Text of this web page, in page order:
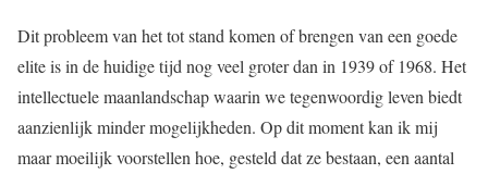
Dit probleem van het tot stand komen of brengen van een goede
elite is in de huidige tijd nog veel groter dan in 1939 of 1968. Het
intellectuele maanlandschap waarin we tegenwoordig leven biedt
aanzienlijk minder mogelijkheden. Op dit moment kan ik mij
maar moeilijk voorstellen hoe, gesteld dat ze bestaan, een aantal